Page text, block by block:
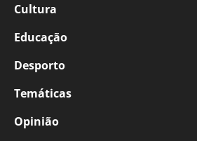
Cultura
Educação
Desporto
Temáticas
Opinião